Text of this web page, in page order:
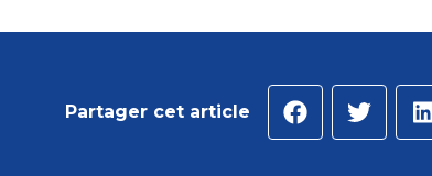
Partager cet article